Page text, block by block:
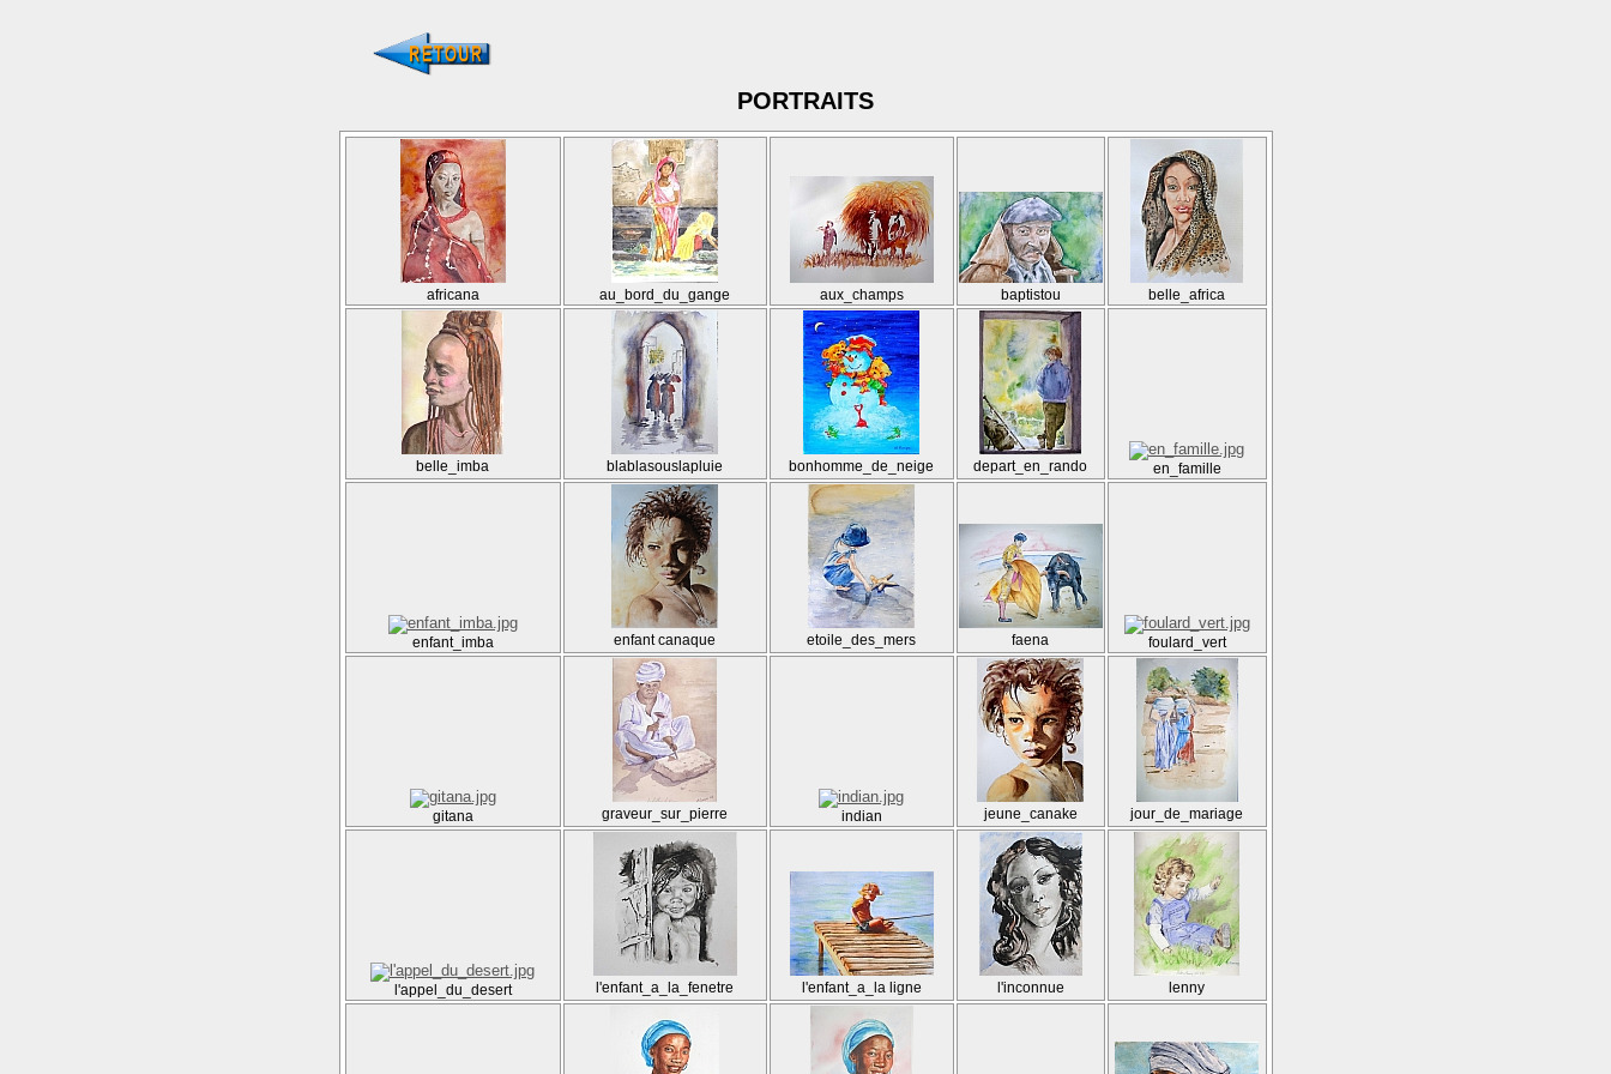
PORTRAITS
africana au_bord_du_gange aux_champs baptistou belle_africa
belle_imba blablasouslapluie bonhomme_de_neige depart_en_rando en_famille
enfant_imba enfant canaque etoile_des_mers faena foulard_vert
gitana graveur_sur_pierre indian jeune_canake jour_de_mariage
l'appel_du_desert l'enfant_a_la_fenetre l'enfant_a_la ligne l'inconnue lenny